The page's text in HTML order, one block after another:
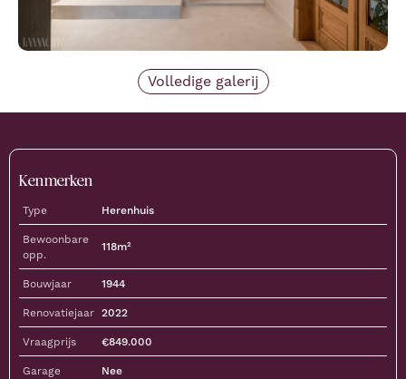
Volledige galerij
Kenmerken
Type Herenhuis
Bewoonbare
opp.
118m²
Bouwjaar 1944
Renovatiejaar 2022
Vraagprijs €849.000
Garage Nee